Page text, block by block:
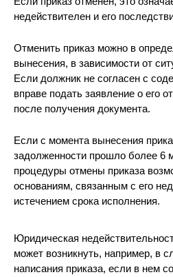
недействителен и его
Отменить приказ можно в
вынесения, в зависимости от
Если должник не согласен с
вправе подать заявление о его
после получения документа.
Если с момента вынесения
задолженности прошло более 6
процедуры отмены приказа
основаниям, связанным с его
истечением срока исполнения.
Юридическая
может возникнуть, например, в
написания приказа, если в нем